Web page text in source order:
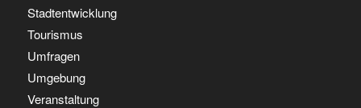
Stadtentwicklung
Tourismus
Umfragen
Umgebung
Veranstaltung